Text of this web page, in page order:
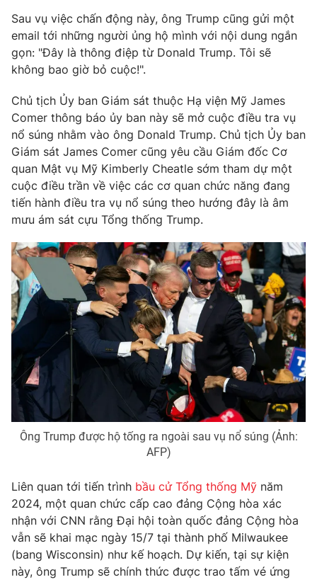
® Cấm sao chép dưới mọi hình thức nếu không có sự chấp
thuận bằng văn bản. Ghi rõ nguồn VTV.vn khi phát hành lại
thông tin từ website này.
Sau vụ việc chấn động này, ông Trump cũng gửi một
email tới những người ủng hộ mình với nội dung ngắn
gọn: "Đây là thông điệp từ Donald Trump. Tôi sẽ
không bao giờ bỏ cuộc!".
Chủ tịch Ủy ban Giám sát thuộc Hạ viện Mỹ James
Comer thông báo ủy ban này sẽ mở cuộc điều tra vụ
nổ súng nhằm vào ông Donald Trump. Chủ tịch Ủy ban
Giám sát James Comer cũng yêu cầu Giám đốc Cơ
quan Mật vụ Mỹ Kimberly Cheatle sớm tham dự một
cuộc điều trần về việc các cơ quan chức năng đang
tiến hành điều tra vụ nổ súng theo hướng đây là âm
mưu ám sát cựu Tổng thống Trump.
Ông Trump được hộ tống ra ngoài sau vụ nổ súng (Ảnh:
AFP)
Liên quan tới tiến trình bầu cử Tổng thống Mỹ năm
2024, một quan chức cấp cao đảng Cộng hòa xác
nhận với CNN rằng Đại hội toàn quốc đảng Cộng hòa
vẫn sẽ khai mạc ngày 15/7 tại thành phố Milwaukee
(bang Wisconsin) như kế hoạch. Dự kiến, tại sự kiện
này, ông Trump sẽ chính thức được trao tấm vé ứng